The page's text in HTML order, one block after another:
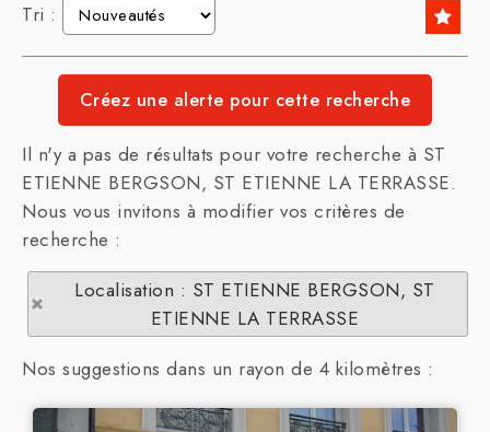
Tri :
Il n'y a pas de résultats pour votre recherche à ST
ETIENNE BERGSON, ST ETIENNE LA TERRASSE.
Nous vous invitons à modifier vos critères de
recherche :
Localisation : ST ETIENNE BERGSON, ST
ETIENNE LA TERRASSE
Nos suggestions dans un rayon de 4 kilomètres :